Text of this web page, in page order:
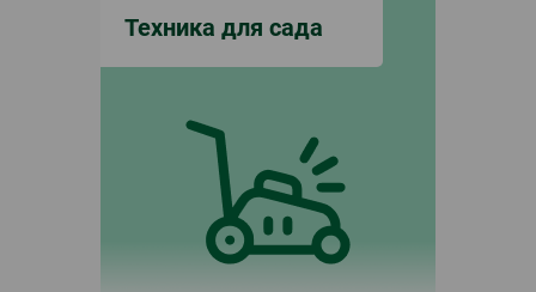
Техника для сада